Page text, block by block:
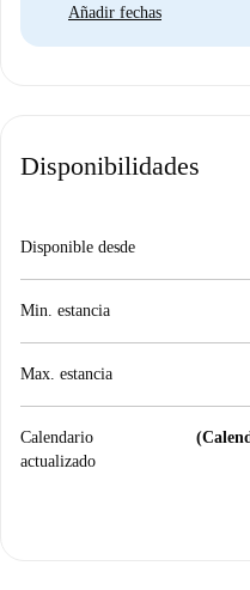
Añadir fechas
Disponibilidades
Disponible desde
Min. estancia
Max. estancia
Calendario
actualizado